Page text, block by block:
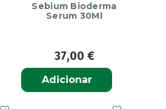
Sebium Bioderma
Serum 30Ml
37,00 €
Adicionar